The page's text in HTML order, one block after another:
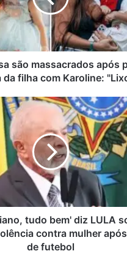
são massacrados após
da filha com Karoline:
tudo bem' diz LULA
contra mulher
de futebol